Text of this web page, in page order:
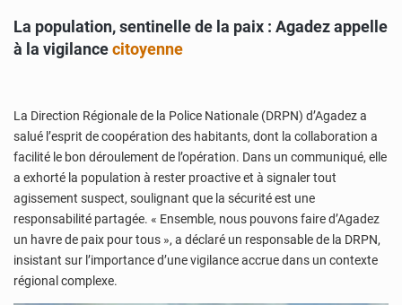
La population, sentinelle de la paix : Agadez appelle
à la vigilancecitoyenne
La Direction Régionale de la Police Nationale (DRPN) d’Agadez a
salué l’esprit de coopération des habitants, dont la collaboration a
facilité le bon déroulement de l’opération. Dans un communiqué, elle
a exhorté la population à rester proactive et à signaler tout
agissement suspect, soulignant que la sécurité est une
responsabilité partagée. « Ensemble, nous pouvons faire d’Agadez
un havre de paix pour tous », a déclaré un responsable de la DRPN,
insistant sur l’importance d’une vigilance accrue dans un contexte
régional complexe.